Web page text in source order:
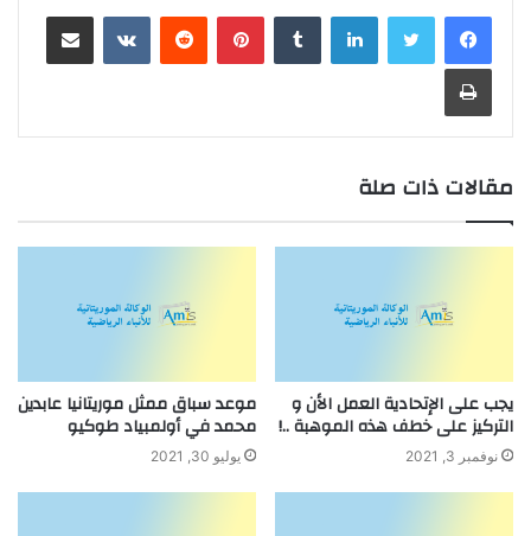
لينكدإن بينتيريست مشاركة عبر البريد
طباعة
مقالات ذات صلة
يجب على الإتحادية العمل الأن و
التركيز على خطف هذه الموهبة ..!
نوفمبر 3, 2021
موعد سباق ممثل موريتانيا عابدين
محمد في أولمبياد طوكيو
يوليو 30, 2021